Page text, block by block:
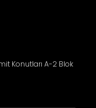
Konutları A-2 Blok